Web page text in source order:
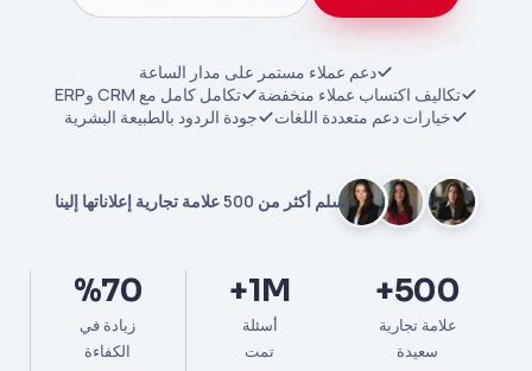
دعم عملاء مستمر على مدار الساعة
تكاليف اكتساب عملاء منخفضة
تكامل كامل مع CRM وERP
خيارات دعم متعددة اللغات
جودة الردود بالطبيعة البشرية
تسلم أكثر من 500 علامة تجارية إعلاناتها إلينا
500+
علامة تجارية
سعيدة
1M+
أسئلة
تمت
%70
زيادة في
الكفاءة